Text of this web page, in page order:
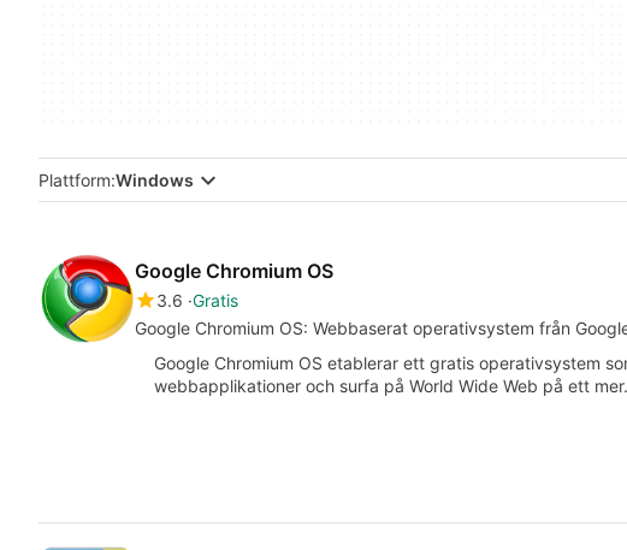
Plattform:Windows
Google Chromium OS
3.6 Gratis
Google Chromium OS: Webbaserat operativsystem från
Google Chromium OS etablerar ett gratis operativsystem
webbapplikationer och surfa på World Wide Web på ett